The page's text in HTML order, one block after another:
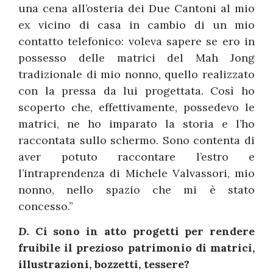
una cena all’osteria dei Due Cantoni al mio
ex vicino di casa in cambio di un mio
contatto telefonico: voleva sapere se ero in
possesso delle matrici del Mah Jong
tradizionale di mio nonno, quello realizzato
con la pressa da lui progettata. Così ho
scoperto che, effettivamente, possedevo le
matrici, ne ho imparato la storia e l’ho
raccontata sullo schermo. Sono contenta di
aver potuto raccontare l’estro e
l’intraprendenza di Michele Valvassori, mio
nonno, nello spazio che mi è stato
concesso.”
D. Ci sono in atto progetti per rendere
fruibile il prezioso patrimonio di matrici,
illustrazioni, bozzetti, tessere?